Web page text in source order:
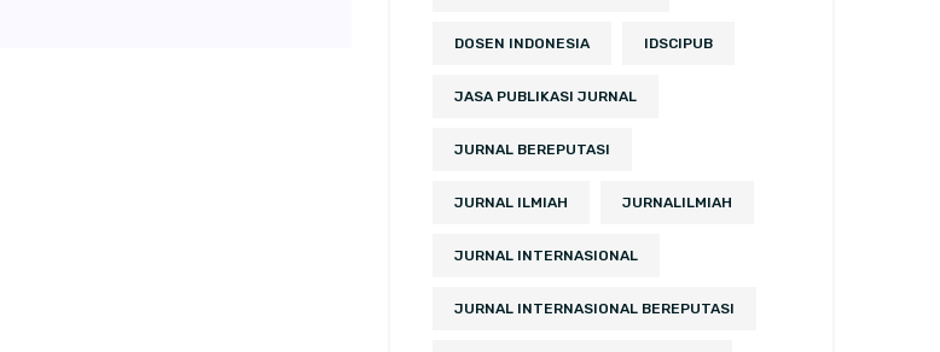
DOSEN INDONESIA IDSCIPUB
JASA PUBLIKASI JURNAL
JURNAL BEREPUTASI
JURNAL ILMIAH JURNALILMIAH
JURNAL INTERNASIONAL
JURNAL INTERNASIONAL BEREPUTASI